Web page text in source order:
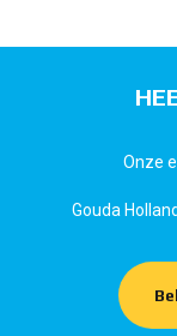
Onze
Gouda